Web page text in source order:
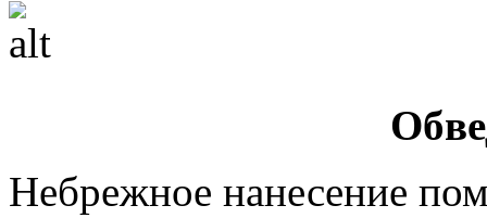
Небрежное нанесение